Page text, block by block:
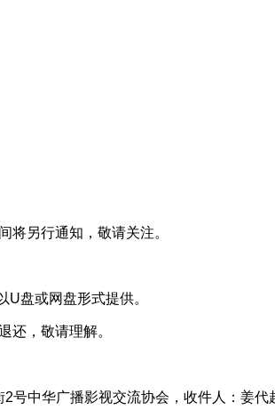
将另行通知，敬请关注。
盘或网盘形式提供。
还，敬请理解。
号中华广播影视交流协会，收件人：姜